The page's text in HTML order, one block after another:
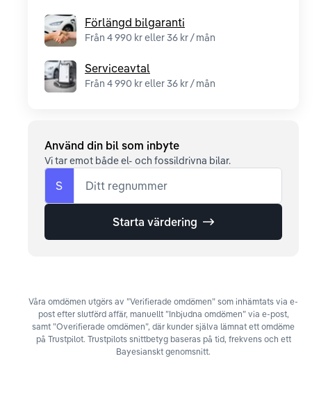
Förlängd bilgaranti
Från 4 990 kr eller 36 kr / mån
Serviceavtal
Från 4 990 kr eller 36 kr / mån
Använd din bil som inbyte
Vi tar emot både el- och fossildrivna bilar.
S Ditt regnummer
Starta värdering
Våra omdömen utgörs av ”Verifierade omdömen” som inhämtats via e-
post efter slutförd affär, manuellt ”Inbjudna omdömen” via e-post,
samt ”Overifierade omdömen”, där kunder själva lämnat ett omdöme
på Trustpilot. Trustpilots snittbetyg baseras på tid, frekvens och ett
Bayesianskt genomsnitt.